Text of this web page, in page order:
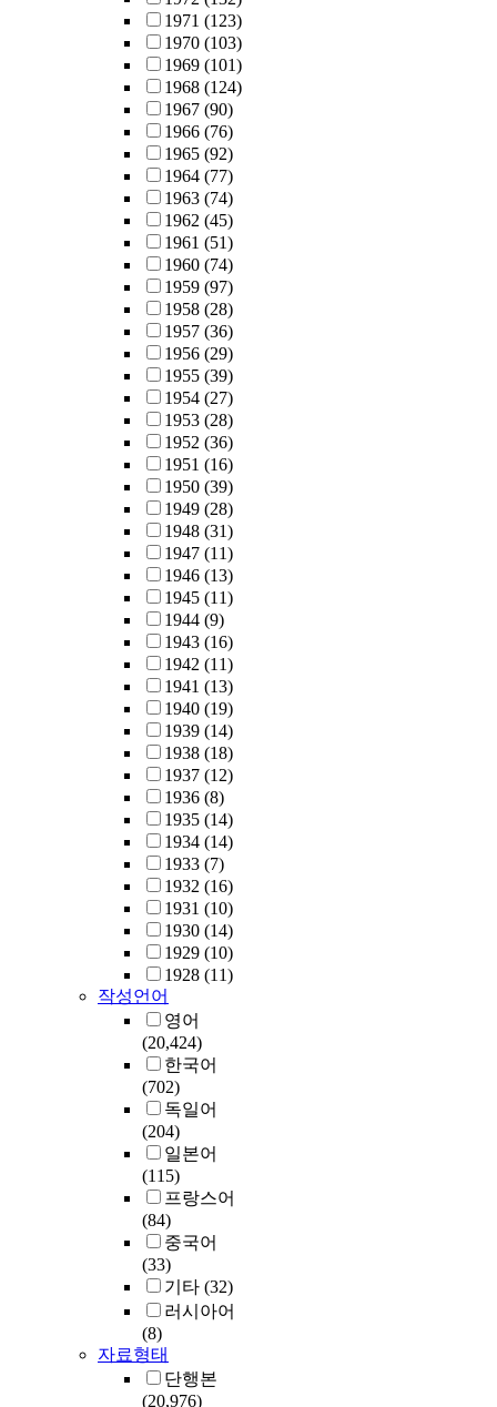
1971 (123)
1970 (103)
1969 (101)
1968 (124)
1967 (90)
1966 (76)
1965 (92)
1964 (77)
1963 (74)
1962 (45)
1961 (51)
1960 (74)
1959 (97)
1958 (28)
1957 (36)
1956 (29)
1955 (39)
1954 (27)
1953 (28)
1952 (36)
1951 (16)
1950 (39)
1949 (28)
1948 (31)
1947 (11)
1946 (13)
1945 (11)
1944 (9)
1943 (16)
1942 (11)
1941 (13)
1940 (19)
1939 (14)
1938 (18)
1937 (12)
1936 (8)
1935 (14)
1934 (14)
1933 (7)
1932 (16)
1931 (10)
1930 (14)
1929 (10)
1928 (11)
작성언어
영어
(20,424)
한국어
(702)
독일어
(204)
일본어
(115)
프랑스어
(84)
중국어
(33)
기타 (32)
러시아어
(8)
자료형태
단행본
(20,976)